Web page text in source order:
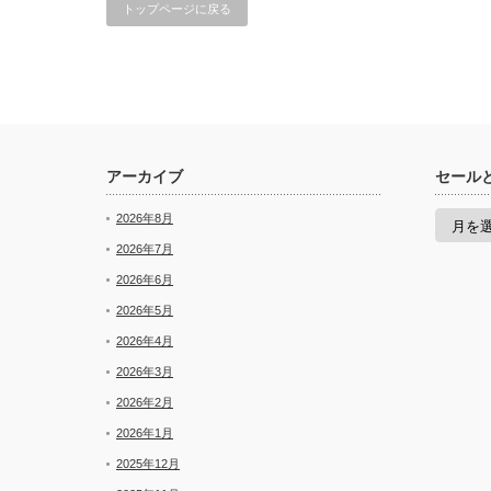
トップページに戻る
アーカイブ
2026年8月
2026年7月
2026年6月
2026年5月
2026年4月
2026年3月
2026年2月
2026年1月
2025年12月
セール
セ